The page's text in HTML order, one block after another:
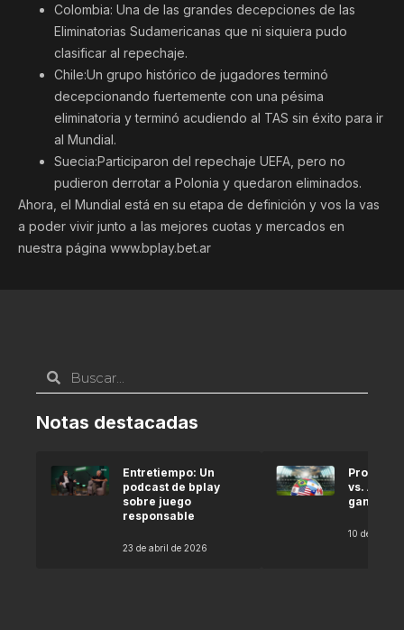
Colombia: Una de las grandes decepciones de las
Eliminatorias Sudamericanas que ni siquiera pudo
clasificar al repechaje.
Chile:Un grupo histórico de jugadores terminó
decepcionando fuertemente con una pésima
eliminatoria y terminó acudiendo al TAS sin éxito para ir
al Mundial.
Suecia:Participaron del repechaje UEFA, pero no
pudieron derrotar a Polonia y quedaron eliminados.
Ahora, el Mundial está en su etapa de definición y vos la vas
a poder vivir junto a las mejores cuotas y mercados en
nuestra página www.bplay.bet.ar
Notas destacadas
Entretiempo: Un
podcast de bplay
sobre juego
responsable
23 de abril de 2026
vs.
gana
10 de abril